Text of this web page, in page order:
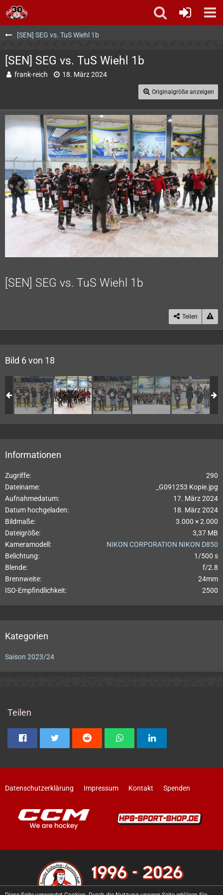
[SEN] SEG vs. TuS Wiehl 1b
[SEN] SEG vs. TuS Wiehl 1b
frank-reich 18. März 2024
Originalgröße anzeigen
[SEN] SEG vs. TuS Wiehl 1b
Teilen
Bild 6 von 18
Informationen
Zugriffe
290
Dateiname
_G091253 Kopie.jpg
Aufnahmedatum
17. März 2024
Datum hochgeladen
18. März 2024
Bildmaße
3.000 × 2.000
Dateigröße
3,37 MB
Kameramodell
NIKON CORPORATION NIKON D850
Belichtung
1/500 s
Blende
f/2.8
Brennweite
24mm
ISO-Empfindlichkeit
2500
Kategorien
Saison 2023/24
Teilen
Datenschutzerklärung Impressum Kontakt Spenden